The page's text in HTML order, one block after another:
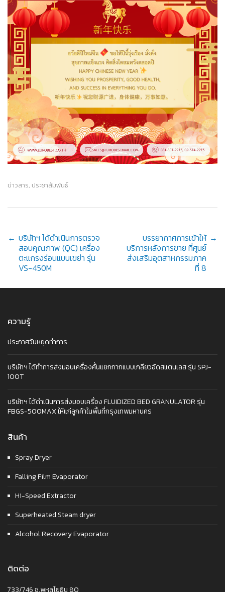
ข่าวสาร, ประชาสัมพันธ์
Post
navigation
← บริษัทฯ ได้ดำเนินการตรวจ
สอบคุณภาพ (QC) เครื่อง
ตะแกรงร่อนแบบเขย่า รุ่น
VS-450M
บรรยากาศการเข้าให้
บริการหลังการขาย ที่ศูนย์
ส่งเสริมอุตสาหกรรมภาค
ที่ 8
→
ความรู้
ประกาศวันหยุดทำการ
บริษัทฯ ได้ทำการส่งมอบเครื่องคั้นแยกกากแบบเกลียวอัดสแตนเลส รุ่น SPJ-
100T
บริษัทฯ ได้ดำเนินการส่งมอบเครื่อง FLUIDIZED BED GRANULATOR รุ่น
FBGS-500MAX ให้แก่ลูกค้าในพื้นที่กรุงเทพมหานคร
สินค้า
Spray Dryer
Falling Film Evaporator
Hi-Speed Extractor
Superheated Steam dryer
Alcohol Recovery Evaporator
ติดต่อ
733/746 ซ.พหลโยธิน 80